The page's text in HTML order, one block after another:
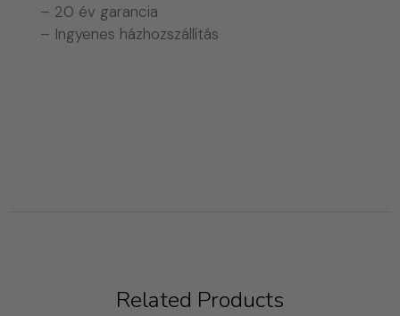
– 20 év garancia
– Ingyenes házhozszállítás
Related Products